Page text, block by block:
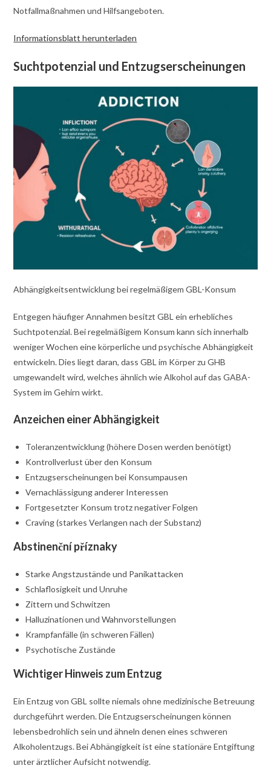
Notfallmaßnahmen und Hilfsangeboten.
Informationsblatt herunterladen
Suchtpotenzial und Entzugserscheinungen
Abhängigkeitsentwicklung bei regelmäßigem GBL-Konsum
Entgegen häufiger Annahmen besitzt GBL ein erhebliches
Suchtpotenzial. Bei regelmäßigem Konsum kann sich innerhalb
weniger Wochen eine körperliche und psychische Abhängigkeit
entwickeln. Dies liegt daran, dass GBL im Körper zu GHB
umgewandelt wird, welches ähnlich wie Alkohol auf das GABA-
System im Gehirn wirkt.
Anzeichen einer Abhängigkeit
Toleranzentwicklung (höhere Dosen werden benötigt)
Kontrollverlust über den Konsum
Entzugserscheinungen bei Konsumpausen
Vernachlässigung anderer Interessen
Fortgesetzter Konsum trotz negativer Folgen
Craving (starkes Verlangen nach der Substanz)
Abstinenční příznaky
Starke Angstzustände und Panikattacken
Schlaflosigkeit und Unruhe
Zittern und Schwitzen
Halluzinationen und Wahnvorstellungen
Krampfanfälle (in schweren Fällen)
Psychotische Zustände
Wichtiger Hinweis zum Entzug
Ein Entzug von GBL sollte niemals ohne medizinische Betreuung
durchgeführt werden. Die Entzugserscheinungen können
lebensbedrohlich sein und ähneln denen eines schweren
Alkoholentzugs. Bei Abhängigkeit ist eine stationäre Entgiftung
unter ärztlicher Aufsicht notwendig.